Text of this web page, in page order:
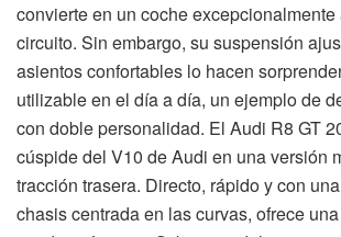
convierte en un coche excepcionalmente
circuito. Sin embargo, su suspensión
asientos confortables lo hacen
utilizable en el día a día, un ejemplo de
con doble personalidad. El Audi R8 GT
cúspide del V10 de Audi en una versión
tracción trasera. Directo, rápido y con
chasis centrada en las curvas, ofrece